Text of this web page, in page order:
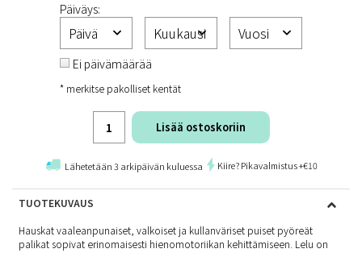
Päiväys:
Ei päivämäärää
* merkitse pakolliset kentät
Lisää ostoskoriin
Lähetetään 3 arkipäivän kuluessa Kiire? Pikavalmistus +€10
TUOTEKUVAUS
Hauskat vaaleanpunaiset, valkoiset ja kullanväriset puiset pyöreät
palikat sopivat erinomaisesti hienomotoriikan kehittämiseen. Lelu on